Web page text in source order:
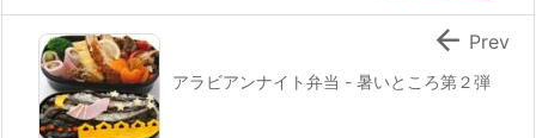
アラビアンナイト弁当 - 暑いところ第２弾
 Prev